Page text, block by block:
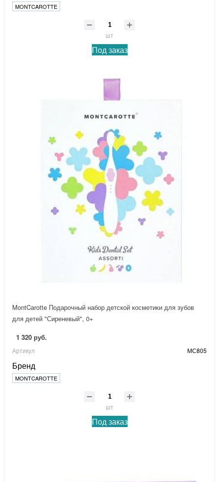
MONTCAROTTE
шт
Под заказ
MontCarotte Подарочный набор детской косметики для зубов
для детей "Сиреневый", 0+
1 320 руб.
Артикул МС805
Бренд
MONTCAROTTE
шт
Под заказ